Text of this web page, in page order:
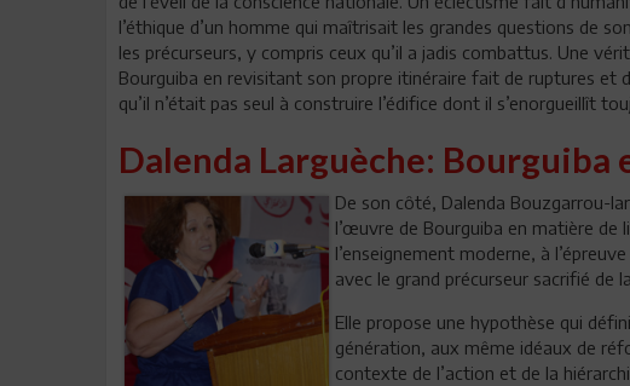
l’éthique d’un homme qui maîtrisait les grandes questions de
les précurseurs, y compris ceux qu’il a jadis combattus. Une
Bourguiba en revisitant son propre itinéraire fait de ruptures et
qu’il n’était pas seul à construire l’édifice dont il s’enorgueillît
Dalenda Larguèche: Bourguiba
De son côté, Dalenda Bouzgarrou-
l’œuvre de Bourguiba en matière
l’enseignement moderne, à
avec le grand précurseur sacrifié de
Elle propose une hypothèse qui
génération, aux même idéaux de
contexte de l’action et de la